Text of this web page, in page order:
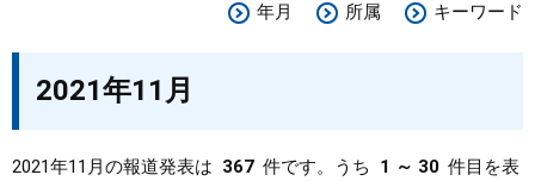
くらし・環境
年月
所属 キーワード
2021年11月
2021年11月の報道発表は 367 件です。うち 1 ～ 30 件目を表